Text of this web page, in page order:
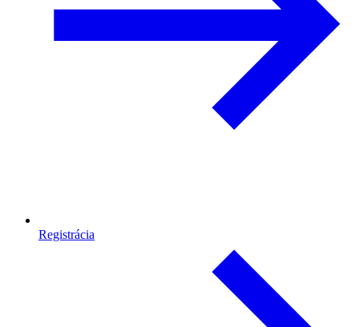
Registrácia